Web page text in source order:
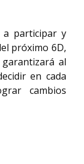
a participar y
próximo 6D,
al
en cada
cambios